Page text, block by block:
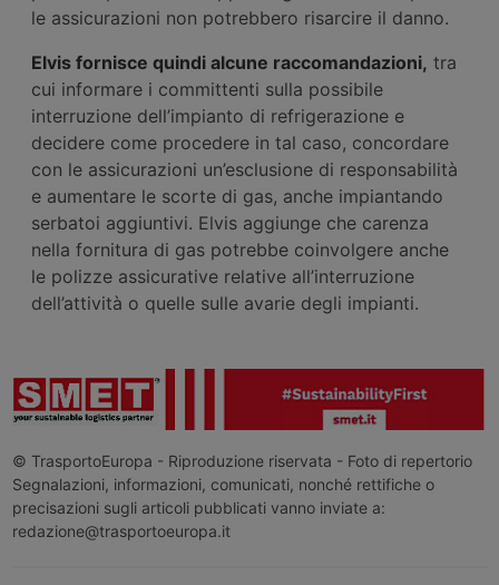
le assicurazioni non potrebbero risarcire il danno.
Elvis fornisce quindi alcune raccomandazioni, tra
cui informare i committenti sulla possibile
interruzione dell’impianto di refrigerazione e
decidere come procedere in tal caso, concordare
con le assicurazioni un’esclusione di responsabilità
e aumentare le scorte di gas, anche impiantando
serbatoi aggiuntivi. Elvis aggiunge che carenza
nella fornitura di gas potrebbe coinvolgere anche
le polizze assicurative relative all’interruzione
dell’attività o quelle sulle avarie degli impianti.
© TrasportoEuropa - Riproduzione riservata - Foto di repertorio
Segnalazioni, informazioni, comunicati, nonché rettifiche o
precisazioni sugli articoli pubblicati vanno inviate a:
redazione@trasportoeuropa.it